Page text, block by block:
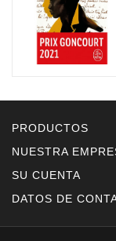
PRODUCTOS
NUESTRA
SU CUENTA
DATOS DE